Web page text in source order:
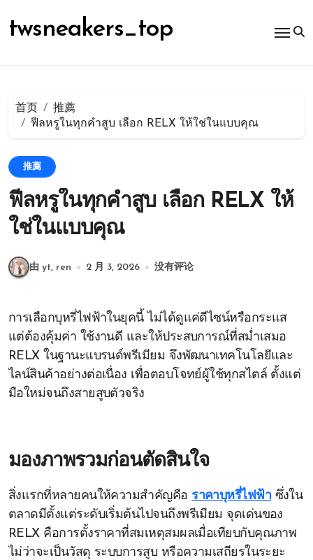
容
twsneakers_top
首页
推薦
ฟีลหรูในทุกคำสูบ เลือก RELX ให้ใช่ในแบบคุณ
推薦
ฟีลหรูในทุกคำสูบ เลือก RELX ให้
ใช่ในแบบคุณ
由 yt, ren 2 月 3, 2026 没有评论
การเลือกบุหรี่ไฟฟ้าในยุคนี้ ไม่ได้ดูแค่ดีไซน์หรือกระแส
แต่ต้องคุ้มค่า ใช้งานดี และให้ประสบการณ์ที่สม่ำเสมอ
RELX ในฐานะแบรนด์พรีเมียม จึงพัฒนาเทคโนโลยีและ
ไลน์สินค้าอย่างต่อเนื่อง เพื่อตอบโจทย์ผู้ใช้ทุกสไตล์ ตั้งแต่
มือใหม่จนถึงสายสูบตัวจริง
มองภาพรวมก่อนตัดสินใจ
สิ่งแรกที่หลายคนให้ความสำคัญคือ ราคาบุหรี่ไฟฟ้าซึ่งใน
ตลาดมีตั้งแต่ระดับเริ่มต้นไปจนถึงพรีเมียม จุดเด่นของ
RELX คือการตั้งราคาที่สมเหตุสมผลเมื่อเทียบกับคุณภาพ
ไม่ว่าจะเป็นวัสดุ ระบบการสูบ หรือความเสถียรในระยะ